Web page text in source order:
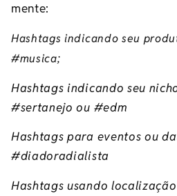
mente:
Hashtags indicando seu
#musica;
Hashtags indicando seu
#sertanejo ou #edm
Hashtags para eventos ou
#diadoradialista
Hashtags usando